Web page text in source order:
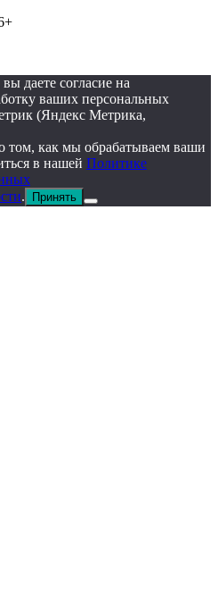
даете согласие на
ваших персональных
(Яндекс Метрика,
как мы обрабатываем ваши
в нашей Политике
. Принять